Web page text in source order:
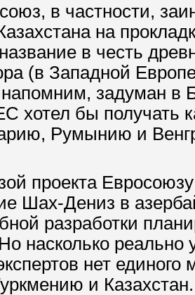
в частности,
на
в честь
(в Западной
задуман в
хотел бы получать
Румынию и
проекта
Шах-Дениз в
разработки
насколько
нет
и Казахстан.